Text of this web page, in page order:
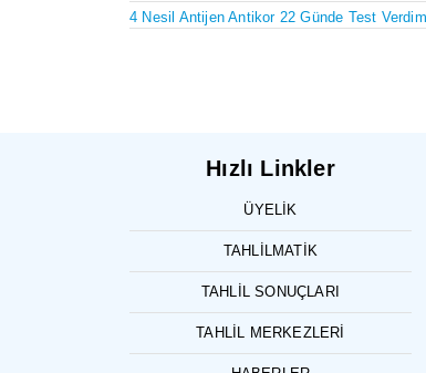
4 Nesil Antijen Antikor 22 Günde Test Verdim
Hızlı Linkler
ÜYELIK
TAHLILMATIK
TAHLIL SONUÇLARI
TAHLIL MERKEZLERI